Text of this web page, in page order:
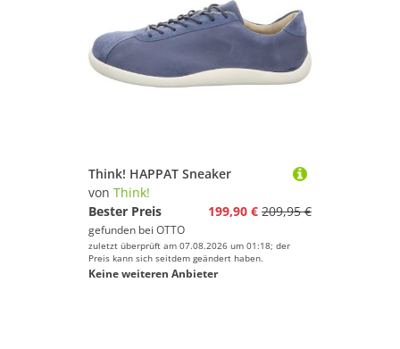
Think! HAPPAT Sneaker
von Think!
Bester Preis
199,90 € 209,95 €
gefunden bei OTTO
zuletzt überprüft am 07.08.2026 um 01:18; der
Preis kann sich seitdem geändert haben.
Keine weiteren Anbieter